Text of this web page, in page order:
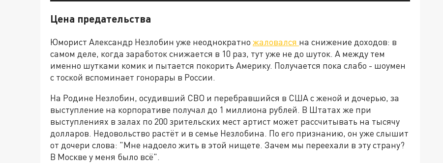
Цена предательства
Юморист Александр Незлобин уже неоднократно жаловался на снижение доходов: в
самом деле, когда заработок снижается в 10 раз, тут уже не до шуток. А между тем
именно шутками комик и пытается покорить Америку. Получается пока слабо - шоумен
с тоской вспоминает гонорары в России.
На Родине Незлобин, осудивший СВО и перебравшийся в США с женой и дочерью, за
выступление на корпоративе получал до 1 миллиона рублей. В Штатах же при
выступлениях в залах по 200 зрительских мест артист может рассчитывать на тысячу
долларов. Недовольство растёт и в семье Незлобина. По его признанию, он уже слышит
от дочери слова: "Мне надоело жить в этой нищете. Зачем мы переехали в эту страну?
В Москве у меня было всё".